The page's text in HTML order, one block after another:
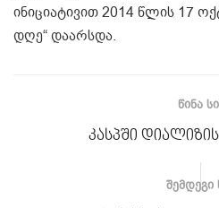
ინიციატივით 2014 წლის 17
დღე“ დაარსდა.
ᲬᲘᲜᲐ
კასპში